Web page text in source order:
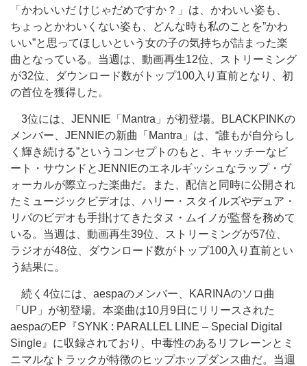
「かわいいだ けじゃだめですか？」は、かわいい姿も、
ちょっとかわいくない姿も、どんな時も私のことを”かわ
いい”と思ってほしいという女の子の気持ちが詰まった楽
曲となっている。当週は、動画再生12位、ストリーミング
が32位、ダウンロード数がトップ100入り直前となり、初
の首位を獲得した。
3位には、JENNIE「Mantra」が初登場。BLACKPINKの
メンバー、JENNIEの新曲「Mantra」は、“誰もが自分らし
く輝き続ける”というコンセプトのもと、キャッチーなビ
ート・サウンドとJENNIEのエネルギッシュなラップ・ヴ
ォーカルが際立った楽曲だ。また、配信と同時に公開され
たミュージックビデオは、ハリー・スタイルズやデュア・
リパのビデオも手掛けてきたタヌ・ムイノが監督を務めて
いる。当週は、動画再生39位、ストリーミングが57位、
ラジオが48位、ダウンロード数がトップ100入り直前とい
う結果に。
続く4位には、aespaのメンバー、KARINAのソロ曲
「UP」が初登場。本楽曲は10月9日にリリースされた
aespaのEP『SYNK : PARALLEL LINE – Special Digital
Single』に収録されており、中毒性のあるリフレーンとミ
ニマルなトラックが特徴のヒップホップダンス曲だ。当週